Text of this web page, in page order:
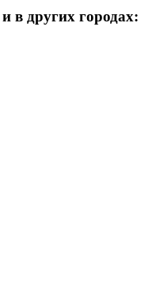
в других городах: